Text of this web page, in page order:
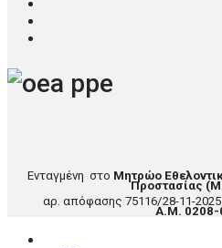
Ενταγμένη στο Μητρώο
Προστασίας
αρ. απόφασης 75116/28-11-2025
Α.Μ. 0208-